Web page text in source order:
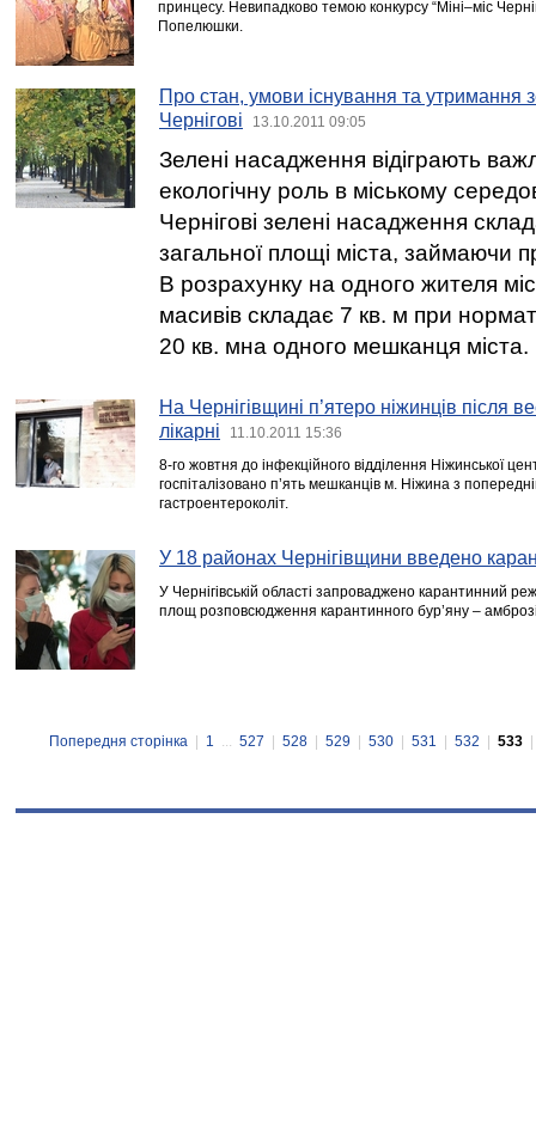
принцесу. Невипадково темою конкурсу “Міні–міс
Попелюшки.
Про стан, умови існування та утримання
Чернігові
13.10.2011 09:05
Зелені насадження відіграють
екологічну роль в міському
Чернігові зелені насадження
загальної площі міста, займаючи
В розрахунку на одного жителя
масивів складає 7 кв. м при
20 кв. мна одного мешканця міста.
На Чернігівщині п’ятеро ніжинців після
лікарні
11.10.2011 15:36
8-го жовтня до інфекційного відділення Ніжинської
госпіталізовано п’ять мешканців м. Ніжина з
гастроентероколіт.
У 18 районах Чернігівщини введено
У Чернігівській області запроваджено карантинний
площ розповсюдження карантинного бур’яну –
Попередня сторінка 1 ... 527 528 529 530 531 532 533